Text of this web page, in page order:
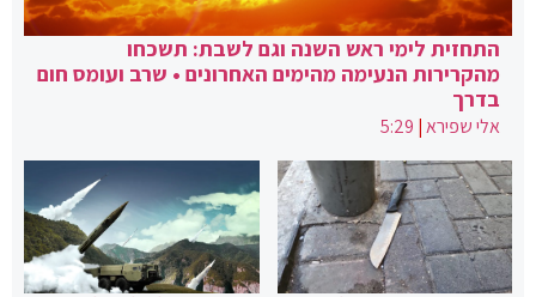
התחזית לימי ראש השנה וגם לשבת: תשכחו
מהקרירות הנעימה מהימים האחרונים • שרב ועומס חום
בדרך
אלי שפירא|
5:29